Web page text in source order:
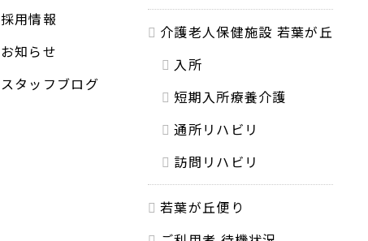
採用情報
お知らせ
スタッフブログ
介護老人保健施設 若葉が丘
入所
短期入所療養介護
通所リハビリ
訪問リハビリ
若葉が丘便り